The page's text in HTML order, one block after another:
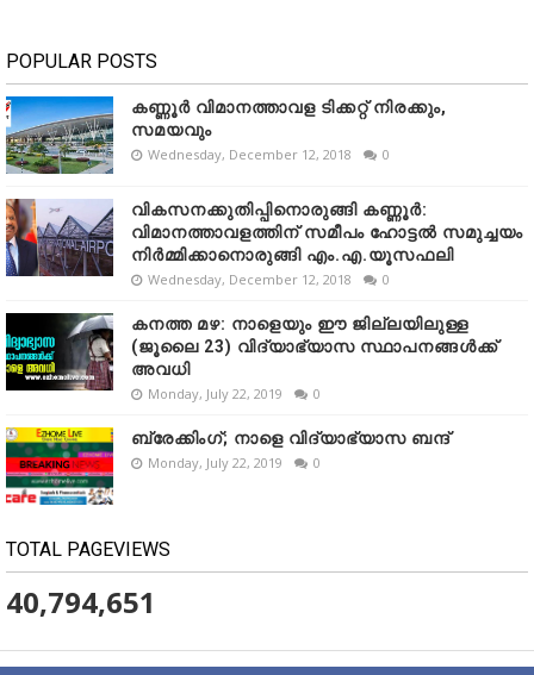
POPULAR POSTS
കണ്ണൂർ വിമാനത്താവള ടിക്കറ്റ് നിരക്കും,
സമയവും
Wednesday, December 12, 2018 0
വികസനക്കുതിപ്പിനൊരുങ്ങി കണ്ണൂർ:
വിമാനത്താവളത്തിന് സമീപം ഹോട്ടൽ സമുച്ചയം
നിർമ്മിക്കാനൊരുങ്ങി എം.എ.യൂസഫലി
Wednesday, December 12, 2018 0
കനത്ത മഴ: നാളെയും ഈ ജില്ലയിലുള്ള
(ജൂലൈ 23) വിദ്യാഭ്യാസ സ്ഥാപനങ്ങൾക്ക്
അവധി
Monday, July 22, 2019 0
ബ്രേക്കിംഗ്; നാളെ വിദ്യാഭ്യാസ ബന്ദ്
Monday, July 22, 2019 0
TOTAL PAGEVIEWS
40,794,651